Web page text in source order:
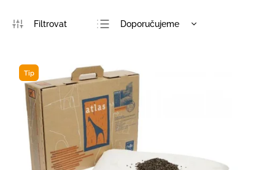
Doporučujeme
Nejprodávanější
Abecedně
Tip